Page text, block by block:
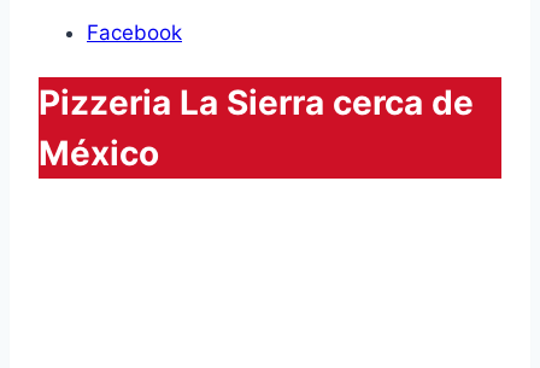
Facebook
Pizzeria La Sierra cerca de
México